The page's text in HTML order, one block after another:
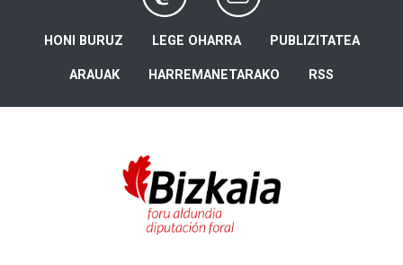
HONI BURUZ LEGE OHARRA PUBLIZITATEA
ARAUAK HARREMANETARAKO RSS